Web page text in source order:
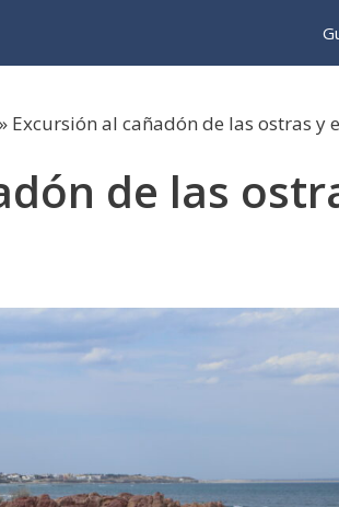
» Excursión al cañadón de las ostras y
de las